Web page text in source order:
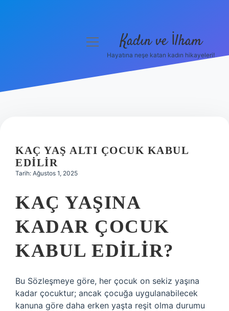
Hakkımızda
menüyü
Kadın ve İlham
Hayatına neşe katan kadın hikayeleri!
KAÇ YAŞ ALTI ÇOCUK KABUL
EDILIR
Tarih: Ağustos 1, 2025
KAÇ YAŞINA
KADAR ÇOCUK
KABUL EDILIR?
Bu Sözleşmeye göre, her çocuk on sekiz yaşına
kadar çocuktur; ancak çocuğa uygulanabilecek
kanuna göre daha erken yaşta reşit olma durumu